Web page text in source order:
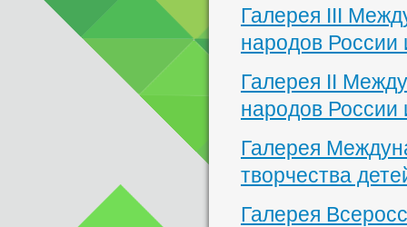
Галерея III
народов России
Галерея II
народов России
Галерея
творчества
Галерея